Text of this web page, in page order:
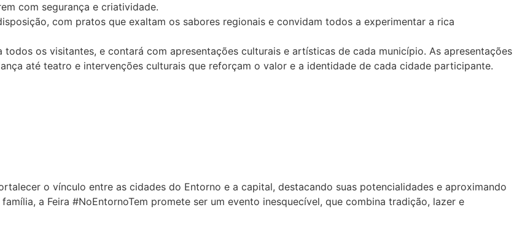
com segurança e criatividade.
com pratos que exaltam os sabores regionais e convidam todos a experimentar a rica
os visitantes, e contará com apresentações culturais e artísticas de cada município. As apresentações
até teatro e intervenções culturais que reforçam o valor e a identidade de cada cidade participante.
o vínculo entre as cidades do Entorno e a capital, destacando suas potencialidades e aproximando
a Feira #NoEntornoTem promete ser um evento inesquecível, que combina tradição, lazer e